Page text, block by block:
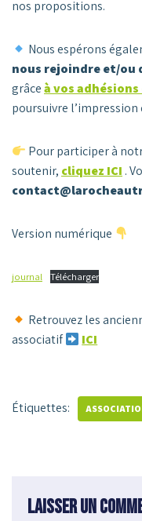
nos propositions.
Nous espérons
nous rejoindre et/ou
grâceà vos
poursuivre l’impression
Pour participer à
soutenir, cliquez ICI .
Version numérique
journal Télécharger
Retrouvez les
associatif
ICI
Étiquettes:
Laisser un